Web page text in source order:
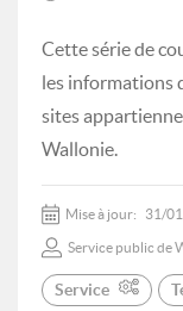
Cette série de
les informations
sites
Wallonie.
Mise à jour: 31/
Service public de
Service